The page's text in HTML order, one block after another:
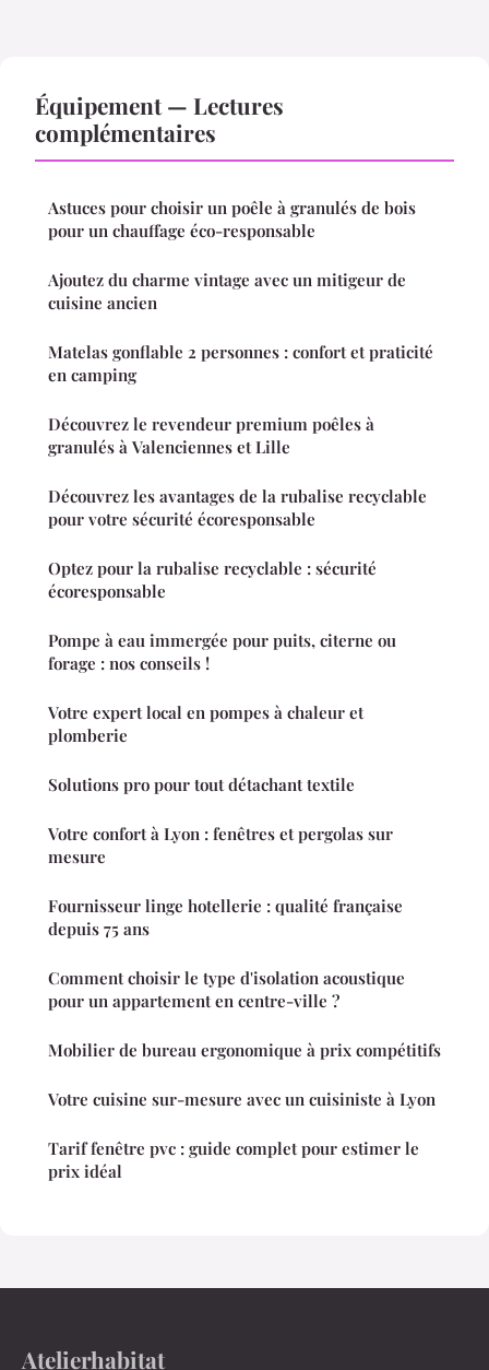
Équipement — Lectures
complémentaires
Astuces pour choisir un poêle à granulés de bois
pour un chauffage éco-responsable
Ajoutez du charme vintage avec un mitigeur de
cuisine ancien
Matelas gonflable 2 personnes : confort et praticité
en camping
Découvrez le revendeur premium poêles à
granulés à Valenciennes et Lille
Découvrez les avantages de la rubalise recyclable
pour votre sécurité écoresponsable
Optez pour la rubalise recyclable : sécurité
écoresponsable
Pompe à eau immergée pour puits, citerne ou
forage : nos conseils !
Votre expert local en pompes à chaleur et
plomberie
Solutions pro pour tout détachant textile
Votre confort à Lyon : fenêtres et pergolas sur
mesure
Fournisseur linge hotellerie : qualité française
depuis 75 ans
Comment choisir le type d'isolation acoustique
pour un appartement en centre-ville ?
Mobilier de bureau ergonomique à prix compétitifs
Votre cuisine sur-mesure avec un cuisiniste à Lyon
Tarif fenêtre pvc : guide complet pour estimer le
prix idéal
Atelierhabitat